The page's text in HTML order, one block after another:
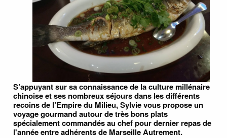
S’appuyant sur sa connaissance de la culture millénaire
chinoise et ses nombreux séjours dans les différents
recoins de l’Empire du Milieu, Sylvie vous propose un
voyage gourmand autour de très bons plats
spécialement commandés au chef pour dernier repas de
l'année entre adhérents de Marseille Autrement.